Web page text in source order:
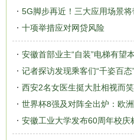
5G脚步再近！三大应用场景
十项举措应对网贷风险
安徽首部业主“自装”电梯有望
记者探访发现乘客们“千姿百
西安2名女医生挺大肚相视而
世界杯8强及对阵全出炉：欧
安徽工业大学发布60周年校庆